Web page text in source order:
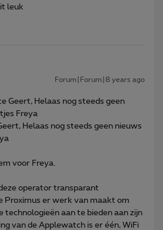
leuk
Forum|Forum|8 years ago
Geert, Helaas nog steeds geen
Freya
Helaas nog steeds geen nieuws
voor Freya.
operator transparant
Proximus er werk van maakt om
technologieën aan te bieden aan zijn
van de Applewatch is er één, WiFi